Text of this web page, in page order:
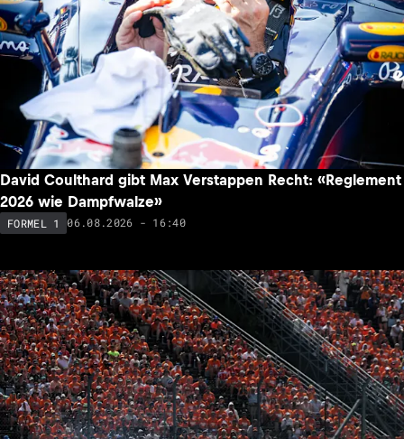
David Coulthard gibt Max Verstappen Recht: «Reglement
2026 wie Dampfwalze»
FORMEL 1 06.08.2026 - 16:40